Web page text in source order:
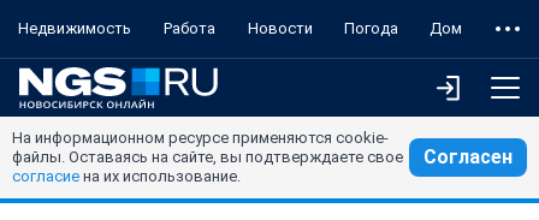
Недвижимость Работа Новости Погода Дом
На информационном ресурсе применяются cookie-
файлы. Оставаясь на сайте, вы подтверждаете свое
согласие на их использование.
Согласен